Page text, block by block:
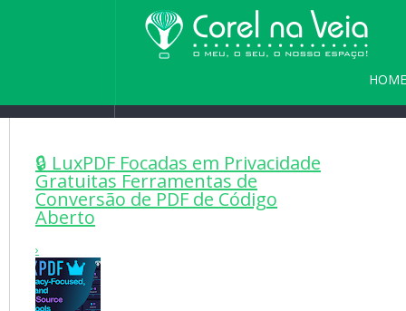
HOME
Seja bem vindo(a)
🔒 LuxPDF Focadas em Privacidade
Gratuitas Ferramentas de
Conversão de PDF de Código
Aberto
›